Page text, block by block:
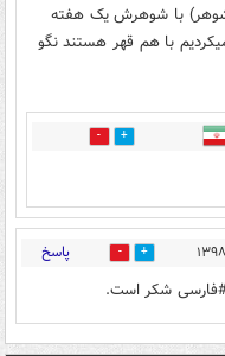
با شوهرش یک هفته
با هم قهر هستند نگو
0
0 پاسخ
#فارسی شکر است.